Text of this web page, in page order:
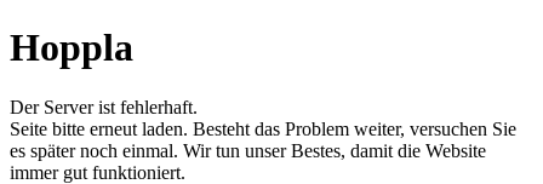
Hoppla
Der Server ist fehlerhaft.
Seite bitte erneut laden. Besteht das Problem weiter, versuchen Sie
es später noch einmal. Wir tun unser Bestes, damit die Website
immer gut funktioniert.